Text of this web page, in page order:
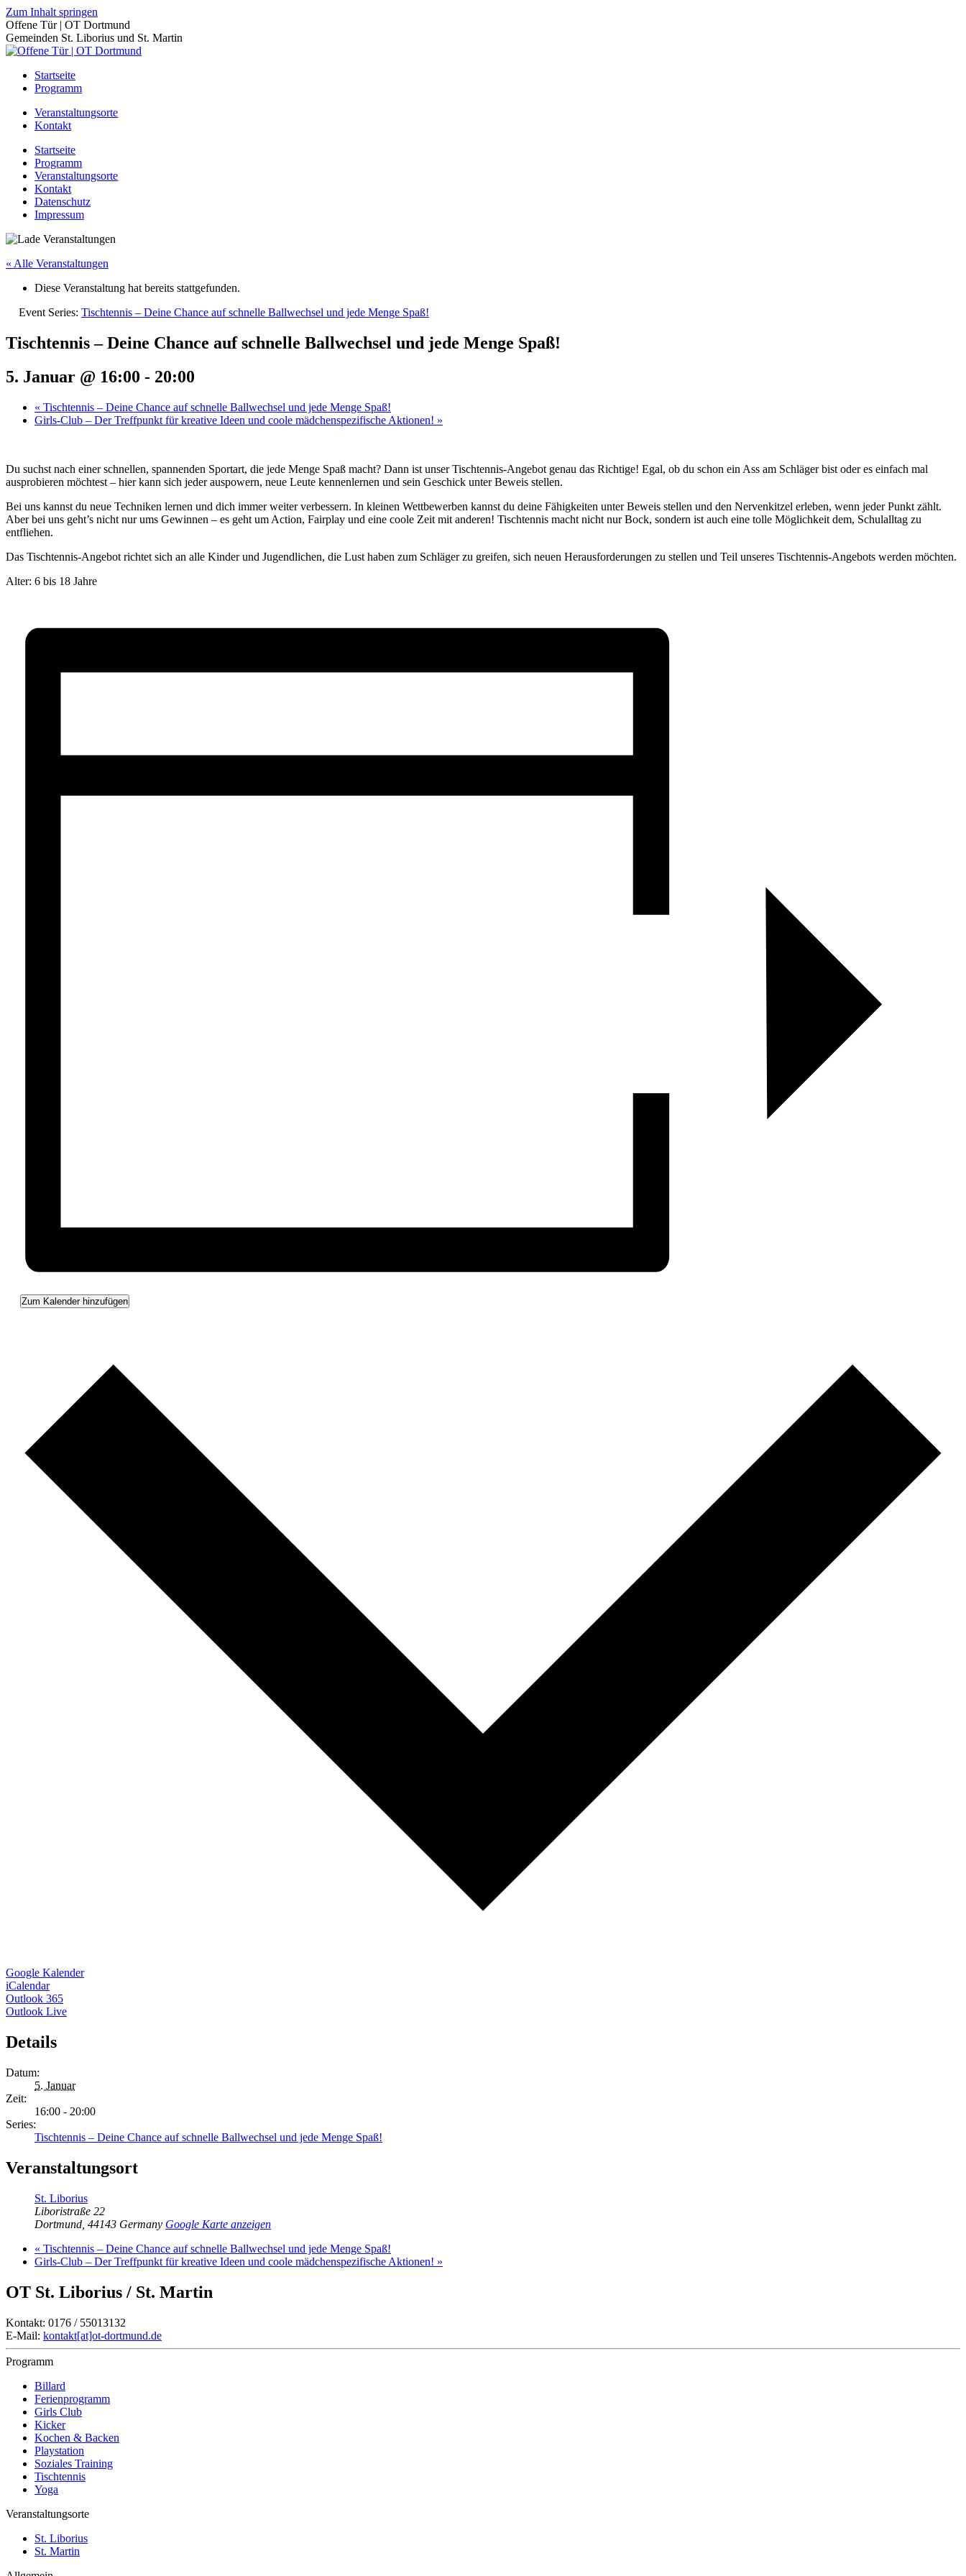
Zum Inhalt springen
Offene Tür | OT Dortmund
Gemeinden St. Liborius und St. Martin
Startseite
Programm
Veranstaltungsorte
Kontakt
Startseite
Programm
Veranstaltungsorte
Kontakt
Datenschutz
Impressum
« Alle Veranstaltungen
Diese Veranstaltung hat bereits stattgefunden.
Event Series: Tischtennis – Deine Chance auf schnelle Ballwechsel und jede Menge Spaß!
Tischtennis – Deine Chance auf schnelle Ballwechsel und jede Menge Spaß!
5. Januar @ 16:00 - 20:00
« Tischtennis – Deine Chance auf schnelle Ballwechsel und jede Menge Spaß!
Girls-Club – Der Treffpunkt für kreative Ideen und coole mädchenspezifische Aktionen! »
Du suchst nach einer schnellen, spannenden Sportart, die jede Menge Spaß macht? Dann ist unser Tischtennis-Angebot genau das Richtige! Egal, ob du schon ein Ass am Schläger bist oder es einfach mal
ausprobieren möchtest – hier kann sich jeder auspowern, neue Leute kennenlernen und sein Geschick unter Beweis stellen.
Bei uns kannst du neue Techniken lernen und dich immer weiter verbessern. In kleinen Wettbewerben kannst du deine Fähigkeiten unter Beweis stellen und den Nervenkitzel erleben, wenn jeder Punkt zählt.
Aber bei uns geht’s nicht nur ums Gewinnen – es geht um Action, Fairplay und eine coole Zeit mit anderen! Tischtennis macht nicht nur Bock, sondern ist auch eine tolle Möglichkeit dem, Schulalltag zu
entfliehen.
Das Tischtennis-Angebot richtet sich an alle Kinder und Jugendlichen, die Lust haben zum Schläger zu greifen, sich neuen Herausforderungen zu stellen und Teil unseres Tischtennis-Angebots werden möchten.
Alter: 6 bis 18 Jahre
Zum Kalender hinzufügen
Google Kalender
iCalendar
Outlook 365
Outlook Live
Details
Datum:
5. Januar
Zeit:
16:00 - 20:00
Series:
Tischtennis – Deine Chance auf schnelle Ballwechsel und jede Menge Spaß!
Veranstaltungsort
St. Liborius
Liboristraße 22
Dortmund 44143 Germany Google Karte anzeigen
« Tischtennis – Deine Chance auf schnelle Ballwechsel und jede Menge Spaß!
Girls-Club – Der Treffpunkt für kreative Ideen und coole mädchenspezifische Aktionen! »
OT St. Liborius / St. Martin
Kontakt: 0176 / 55013132
E-Mail: kontakt[at]ot-dortmund.de
Programm
Billard
Ferienprogramm
Girls Club
Kicker
Kochen & Backen
Playstation
Soziales Training
Tischtennis
Yoga
Veranstaltungsorte
St. Liborius
St. Martin